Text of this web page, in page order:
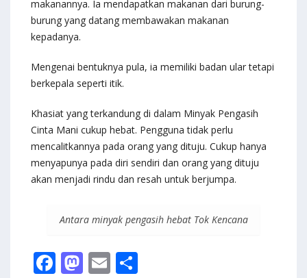
makanannya. Ia mendapatkan makanan dari burung-
burung yang datang membawakan makanan
kepadanya.
Mengenai bentuknya pula, ia memiliki badan ular tetapi
berkepala seperti itik.
Khasiat yang terkandung di dalam Minyak Pengasih
Cinta Mani cukup hebat. Pengguna tidak perlu
mencalitkannya pada orang yang dituju. Cukup hanya
menyapunya pada diri sendiri dan orang yang dituju
akan menjadi rindu dan resah untuk berjumpa.
Antara minyak pengasih hebat Tok Kencana
F M E